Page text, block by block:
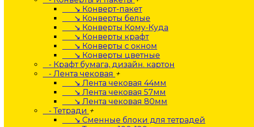
↘ Конверт-пакет
↘ Конверты белые
↘ Конверты Кому-Куда
↘ Конверты крафт
↘ Конверты с окном
↘ Конверты цветные
- Крафт бумага, дизайн. картон
- Лента чековая +
↘ Лента чековая 44мм
↘ Лента чековая 57мм
↘ Лента чековая 80мм
- Тетради +
↘ Сменные блоки для тетрадей